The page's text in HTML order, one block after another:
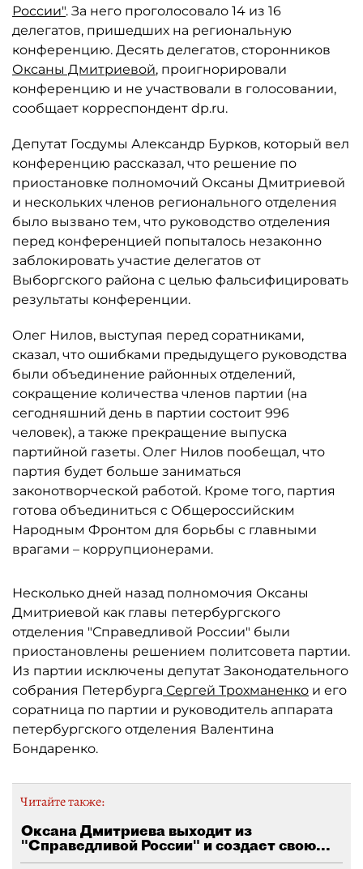
России". За него проголосовало 14 из 16
делегатов, пришедших на региональную
конференцию. Десять делегатов, сторонников
Оксаны Дмитриевой, проигнорировали
конференцию и не участвовали в голосовании,
сообщает корреспондент dp.ru.
Депутат Госдумы Александр Бурков, который вел
конференцию рассказал, что решение по
приостановке полномочий Оксаны Дмитриевой
и нескольких членов регионального отделения
было вызвано тем, что руководство отделения
перед конференцией попыталось незаконно
заблокировать участие делегатов от
Выборгского района с целью фальсифицировать
результаты конференции.
Олег Нилов, выступая перед соратниками,
сказал, что ошибками предыдущего руководства
были объединение районных отделений,
сокращение количества членов партии (на
сегодняшний день в партии состоит 996
человек), а также прекращение выпуска
партийной газеты. Олег Нилов пообещал, что
партия будет больше заниматься
законотворческой работой. Кроме того, партия
готова объединиться с Общероссийским
Народным Фронтом для борьбы с главными
врагами – коррупционерами.
Несколько дней назад полномочия Оксаны
Дмитриевой как главы петербургского
отделения "Справедливой России" были
приостановлены решением политсовета партии.
Из партии исключены депутат Законодательного
собрания Петербурга Сергей Трохманенко и его
соратница по партии и руководитель аппарата
петербургского отделения Валентина
Бондаренко.
Читайте также:
Оксана Дмитриева выходит из
"Справедливой России" и создает свою...